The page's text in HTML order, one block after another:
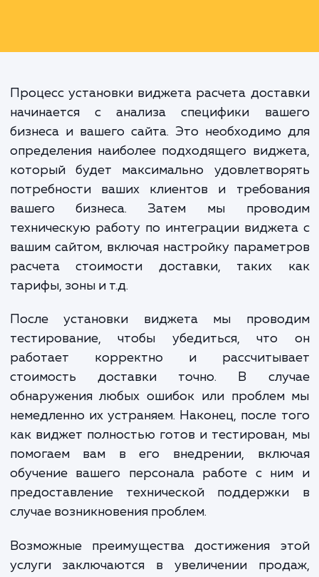
удовлетворенность ваших
увеличение конверсии, что в
итоге ведет к росту продаж и
Процесс установки виджета расчета
начинается с анализа специфики
бизнеса и вашего сайта. Это необходимо
определения наиболее подходящего
который будет максимально
потребности ваших клиентов и
вашего бизнеса. Затем мы
техническую работу по интеграции
вашим сайтом, включая настройку
расчета стоимости доставки, таких
тарифы, зоны и т.д.
После установки виджета мы
работает корректно и
стоимость доставки точно. В